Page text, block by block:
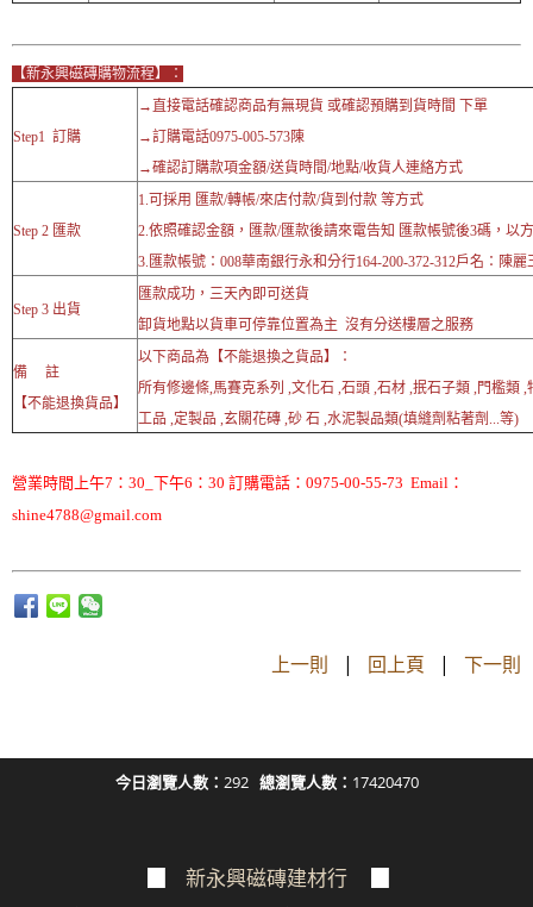
【新永興磁磚購物流程】：
Step1 訂購
→直接電話確認商品有無現貨 或確認預購到貨時間 下單
→訂購電話0975-005-573陳
→確認訂購款項金額/送貨時間/地點/收貨人連絡方式
Step 2 匯款
1.可採用 匯款/轉帳/來店付款/貨到付款 等方式
2.依照確認金額，匯款/匯款後請來電告知 匯款帳號後3碼，以
3.匯款帳號：008華南銀行永和分行164-200-372-312戶名：陳麗
Step 3 出貨
匯款成功，三天內即可送貨
卸貨地點以貨車可停靠位置為主 沒有分送樓層之服務
備 註
【不能退換貨品】
以下商品為【不能退換之貨品】：
所有修邊條,馬賽克系列 ,文化石 ,石頭 ,石材 ,抿石子類 ,門檻類 ,
工品 ,定製品 ,玄關花磚 ,砂 石 ,水泥製品類(填縫劑粘著劑...等)
營業時間上午7：30_下午6：30 訂購電話：0975-00-55-73 Email：
shine4788@gmail.com
上一則 | 回上頁 | 下一則
今日瀏覽人數： 292 總瀏覽人數： 17420470
新永興磁磚建材行